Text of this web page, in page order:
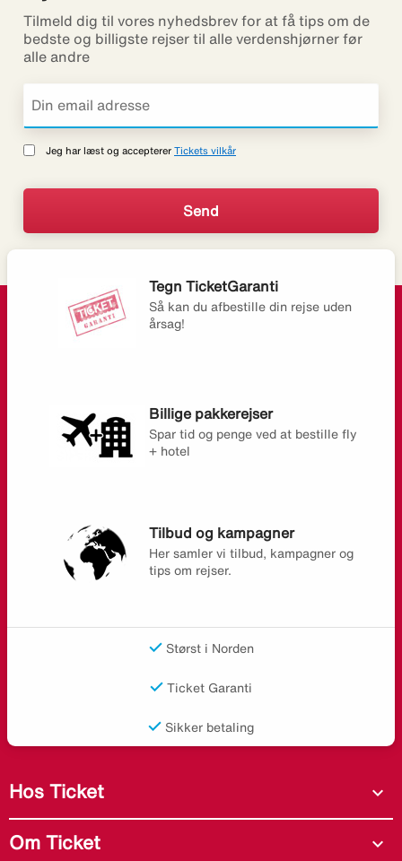
Tilmeld dig til vores nyhedsbrev for at få tips om de
bedste og billigste rejser til alle verdenshjørner før
alle andre
Jeg har læst og accepterer Tickets vilkår
Tegn TicketGaranti
Så kan du afbestille din rejse uden
årsag!
Billige pakkerejser
Spar tid og penge ved at bestille fly
+ hotel
Tilbud og kampagner
Her samler vi tilbud, kampagner og
tips om rejser.
Størst i Norden
Ticket Garanti
Sikker betaling
Hos Ticket expand_more
Om Ticket expand_more